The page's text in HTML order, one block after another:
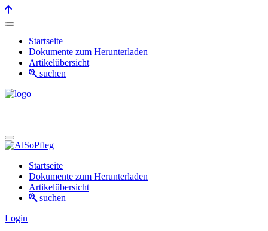
Startseite
Dokumente zum Herunterladen
Artikelübersicht
suchen
Startseite
Dokumente zum Herunterladen
Artikelübersicht
suchen
Login